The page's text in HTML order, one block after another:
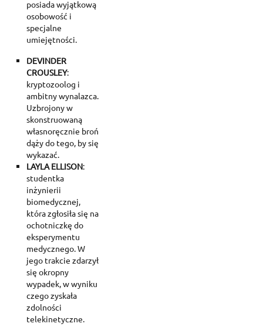
posiada wyjątkową
osobowość i
specjalne
umiejętności.
DEVINDER
CROUSLEY:
kryptozoolog i
ambitny wynalazca.
Uzbrojony w
skonstruowaną
własnoręcznie broń
dąży do tego, by się
wykazać.
LAYLA ELLISON:
studentka
inżynierii
biomedycznej,
która zgłosiła się na
ochotniczkę do
eksperymentu
medycznego. W
jego trakcie zdarzył
się okropny
wypadek, w wyniku
czego zyskała
zdolności
telekinetyczne.